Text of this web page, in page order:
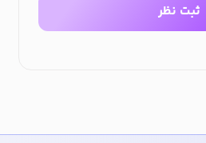
ثبت نظر